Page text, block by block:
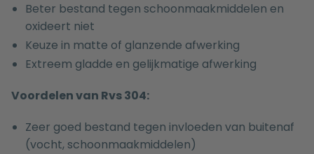
Beter bestand tegen schoonmaakmiddelen en
oxideert niet
Keuze in matte of glanzende afwerking
Extreem gladde en gelijkmatige afwerking
Voordelen van Rvs 304:
Zeer goed bestand tegen invloeden van buitenaf
(vocht, schoonmaakmiddelen)